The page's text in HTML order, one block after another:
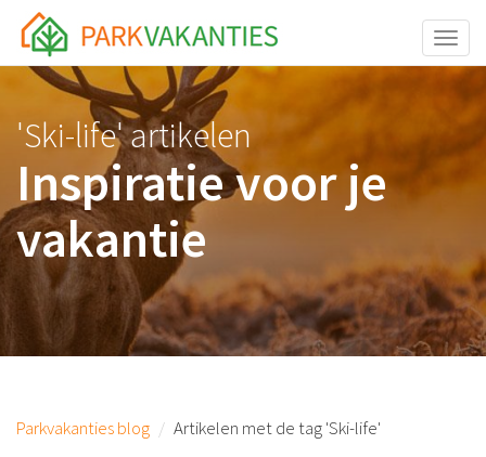
<body id="page-top">
'Ski-life' artikelen
Inspiratie voor je
vakantie
Parkvakanties blog Artikelen met de tag 'Ski-life'